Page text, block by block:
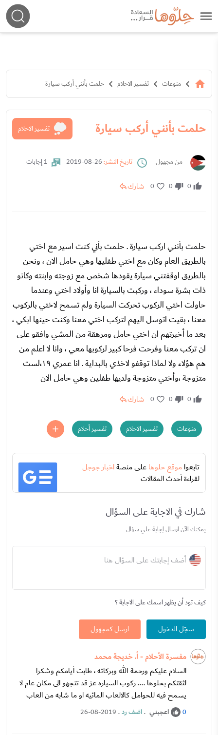
منوعات تفسير الاحلام حلمت بأنني أركب سيارة
حلمت بأنني أركب سيارة تفسير الاحلام
من مجهول تاريخ النشر: 1 إجابات
0
0
0 شارك
حلمت بأنني اركب سيارة . حلمت بأني كنت اسير مع اختي
بالطريق العام وكان مع اختي طفليها وهي حامل الان ، ونحن
بالطريق اوقفتني سيارة يقودها شخص مع زوجته وابنته وكانو
ذات بشرة سوداء ، وركبت بالسيارة انا وأولاد اختي وعندما
حاولت اختي الركوب تحركت السيارة ولم تسمح لاختي بالركوب
معنا ، بقيت اتوسل اليهم لتركب اختي معنا وكنت حينها ابكي ،
بعد ما أخبرتهم ان اختي حامل ومرهقة من المشي وافقو على
ان تركب معنا وفرحت فرحا كبير لركوبها معي ، وانا لا اعلم من
هم هؤلاء ولا لماذا توقفو لاخذي بالبداية . انا عمري ١٩،لست
متزوجة ،وأختي متزوجة ولديها طفلين وهي حامل الان
0
0
0 شارك
منوعات تفسير الاحلام تفسير أحلام
تابعواموقع حلوهاعلى منصةاخبار جوجل
لقراءة أحدث المقالات
شارك في الاجابة على السؤال
يمكنك الآن ارسال إجابة علي سؤال
أضف إجابتك على السؤال هنا
كيف تود أن يظهر اسمك على الاجابة ؟
سجّل الدخول ارسل كمجهول
مفسرة الأحلام - أ. خديجة محمد
السلام عليكم ورحمة الله وبركاته ، طابت أيامكم وشكرا
لثقتكم بحلوها .... ركوب السياره عز قد تتجهو الى مكان عام لا
يسمح فيه للحوامل كالالعاب المائيه او ما شابه من العاب
0 اعجبني .اضف رد.
26-08-2019